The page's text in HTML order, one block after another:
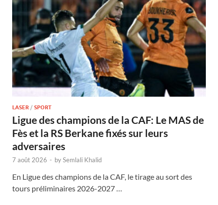
LASER / SPORT
Ligue des champions de la CAF: Le MAS de
Fès et la RS Berkane fixés sur leurs
adversaires
7 août 2026 - bySemlali Khalid
En Ligue des champions de la CAF, le tirage au sort des
tours préliminaires 2026-2027 …